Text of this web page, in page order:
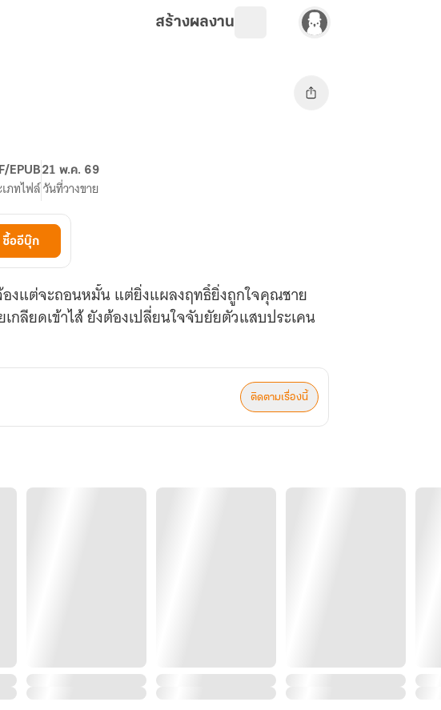
สร้างผลงาน
EPUB
ภทไฟล์
21 พ.ค. 69
วันที่วางขาย
ซื้ออีบุ๊ก
งแต่จะถอนหมั้น แต่ยิ่งแผลงฤทธิ์ยิ่งถูกใจคุณชาย
กลียดเข้าไส้ ยังต้องเปลี่ยนใจจับยัยตัวแสบประเคน
ติดตามเรื่องนี้